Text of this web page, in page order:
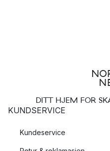
DITT HJEM FOR
KUNDSERVICE
Kundeservice